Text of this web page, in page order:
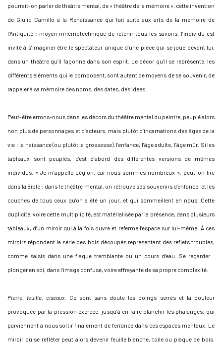
pourrait-on parler de théâtre mental, de « théâtre de la mémoire », cette invention
de Giulio Camillo à la Renaissance qui fait suite aux arts de la mémoire de
l’Antiquité : moyen mnémotechnique de retenir tous les savoirs, l’individu est
invité à s’imaginer être le spectateur unique d’une pièce qui se joue devant lui,
dans un théâtre qu’il façonne dans son esprit. Le décor qu’il se représente, les
différents éléments qui le composent, sont autant de moyens de se souvenir, de
rappeler à sa mémoire des noms, des dates, des idées.
Peut-être errons-nous dans les décors du théâtre mental du peintre, peuplé alors
non plus de personnages et d’acteurs, mais plutôt d’incarnations des âges de la
vie : la naissance (ou plutôt la grossesse), l’enfance, l’âge adulte, l’âge mûr. Si les
tableaux sont peuplés, c’est d’abord des différentes versions de mêmes
individus. « Je m’appelle Légion, car nous sommes nombreux », peut-on lire
dans la Bible : dans le théâtre mental, on retrouve ses souvenirs d’enfance, et les
couches de tous ceux qu’on a été un jour, et qui sommeillent en nous. Cette
duplicité, voire cette multiplicité, est matérialisée par la présence, dans plusieurs
tableaux, d’un miroir qui à la fois ouvre et referme l’espace sur lui-même. À ces
miroirs répondent la série des bois découpés représentant des reflets troubles,
comme saisis dans une flaque tremblante ou un cours d’eau. Se regarder :
plonger en soi, dans l’image confuse, voire effrayante de sa propre complexité.
Pierre, feuille, ciseaux. Ce sont sans doute les poings serrés et la douleur
provoquée par la pression exercée, jusqu’à en faire blanchir les phalanges, qui
parviennent à nous sortir finalement de l’errance dans ces espaces mentaux. Le
miroir où se refléter peut alors devenir feuille blanche, toile ou plaque de bois.